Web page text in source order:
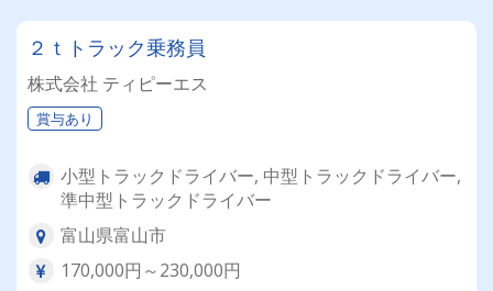
２ｔトラック乗務員
株式会社 ティピーエス
賞与あり
小型トラックドライバー, 中型トラックドライバー,
準中型トラックドライバー
富山県富山市
170,000円～230,000円